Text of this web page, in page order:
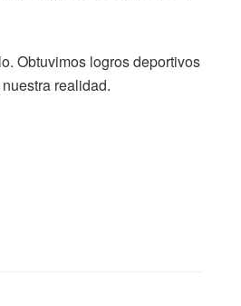
Obtuvimos logros deportivos
realidad.